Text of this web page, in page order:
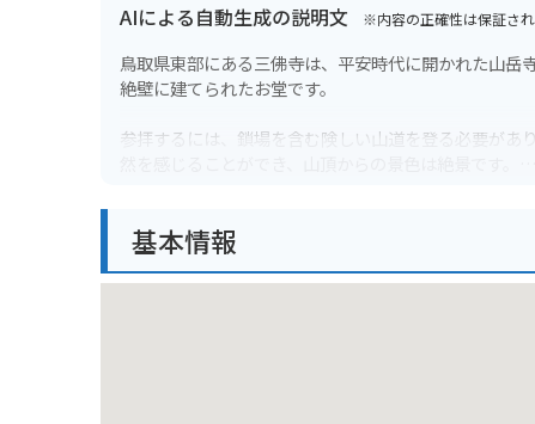
AIによる自動生成の説明文 ※内容の正確性は保証され
鳥取県東部にある三佛寺は、平安時代に開かれた山
絶壁に建てられたお堂です。
参拝するには、鎖場を含む険しい山道を登る必要が
す。紅葉の名所としても知られており、秋のツーリン
基本情報